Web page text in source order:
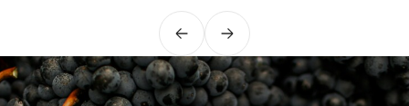
PrécédentSuivant